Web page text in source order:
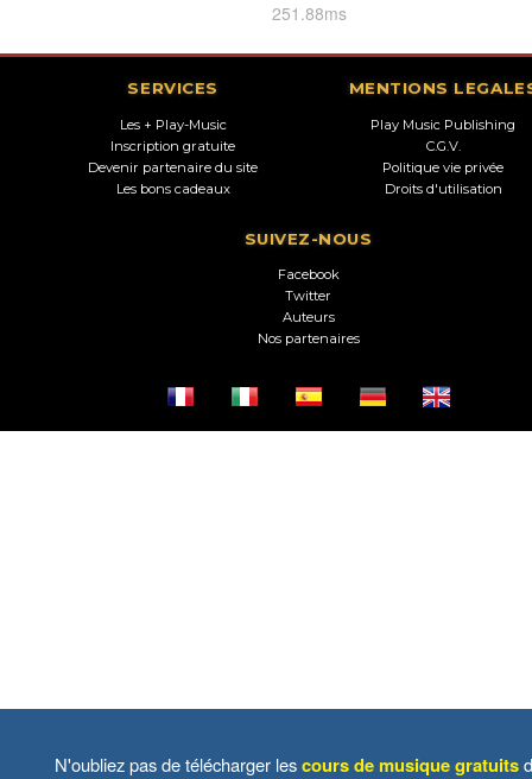
251.88ms
SERVICES
Les + Play-Music
Inscription gratuite
Devenir partenaire du site
Les bons cadeaux
MENTIONS
Play Music Publishing
C.G.V.
Politique vie privée
Droits d'utilisation
SUIVEZ-NOUS
Facebook
Twitter
Auteurs
Nos partenaires
N'oubliez pas de télécharger lescours de musique gratuits